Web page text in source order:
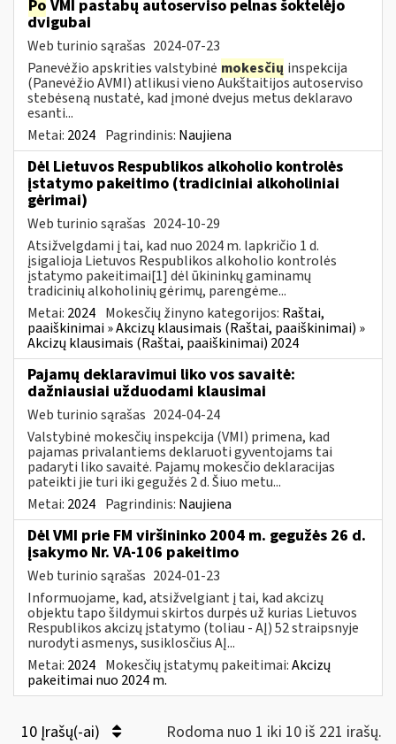
Po VMI pastabų autoserviso pelnas šoktelėjo
dvigubai
Web turinio sąrašas 2024-07-23
Panevėžio apskrities valstybinė mokesčių inspekcija
(Panevėžio AVMI) atlikusi vieno Aukštaitijos autoserviso
stebėseną nustatė, kad įmonė dvejus metus deklaravo
esanti...
Metai: 2024 Pagrindinis: Naujiena
Dėl Lietuvos Respublikos alkoholio kontrolės
įstatymo pakeitimo (tradiciniai alkoholiniai
gėrimai)
Web turinio sąrašas 2024-10-29
Atsižvelgdami į tai, kad nuo 2024 m. lapkričio 1 d.
įsigalioja Lietuvos Respublikos alkoholio kontrolės
įstatymo pakeitimai[1] dėl ūkininkų gaminamų
tradicinių alkoholinių gėrimų, parengėme...
Metai: 2024 Mokesčių žinyno kategorijos: Raštai,
paaiškinimai » Akcizų klausimais (Raštai, paaiškinimai) »
Akcizų klausimais (Raštai, paaiškinimai) 2024
Pajamų deklaravimui liko vos savaitė:
dažniausiai užduodami klausimai
Web turinio sąrašas 2024-04-24
Valstybinė mokesčių inspekcija (VMI) primena, kad
pajamas privalantiems deklaruoti gyventojams tai
padaryti liko savaitė. Pajamų mokesčio deklaracijas
pateikti jie turi iki gegužės 2 d. Šiuo metu...
Metai: 2024 Pagrindinis: Naujiena
Dėl VMI prie FM viršininko 2004 m. gegužės 26 d.
įsakymo Nr. VA-106 pakeitimo
Web turinio sąrašas 2024-01-23
Informuojame, kad, atsižvelgiant į tai, kad akcizų
objektu tapo šildymui skirtos durpės už kurias Lietuvos
Respublikos akcizų įstatymo (toliau - AĮ) 52 straipsnyje
nurodyti asmenys, susiklosčius AĮ...
Metai: 2024 Mokesčių įstatymų pakeitimai:Akcizų
pakeitimai nuo 2024 m.
10 Įrašų(-ai) Rodoma nuo 1 iki 10 iš 221 irašų.